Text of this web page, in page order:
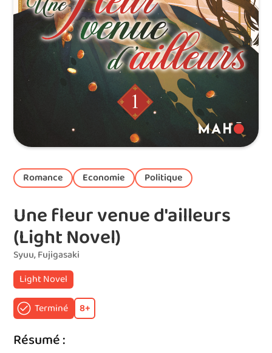
Romance Economie Politique
Une fleur venue d'ailleurs
(Light Novel)
Syuu, Fujigasaki
Light Novel
Terminé
8+
Résumé :